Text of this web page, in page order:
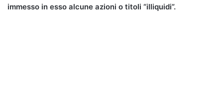
immesso in esso alcune azioni o titoli “illiquidi”.